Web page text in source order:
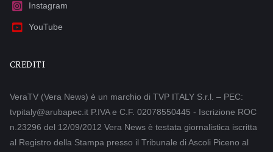
Instagram
YouTube
CREDITI
VeraTV (Vera News) è un marchio di TVP ITALY S.r.l. – PEC:
tvpitaly@arubapec.it P.IVA e C.F. 02078550445 - Iscrizione ROC
n.23296 del 12/09/2012 Vera News è testata giornalistica iscritta
al Registro della Stampa presso il Tribunale di Ascoli Piceno al